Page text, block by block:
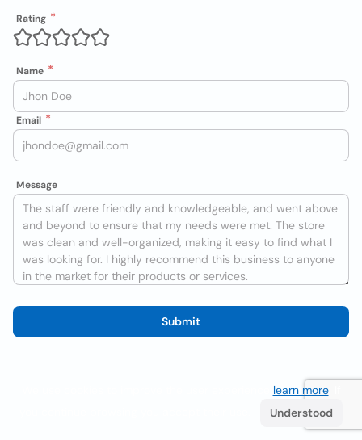
Rating
Name
Email
Message
Submit
learn more. If
Understood